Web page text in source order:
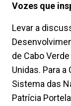
Vozes que
Levar a
de Cabo
Unidas. Para
Sistema das
Patrícia